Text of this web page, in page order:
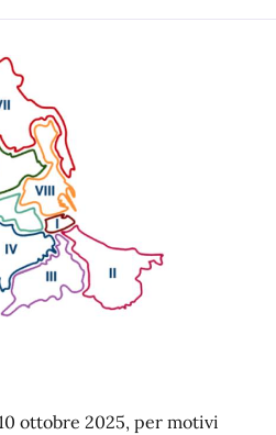
ottobre 2025, per motivi